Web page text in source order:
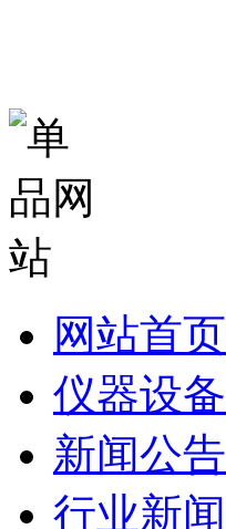
网站首页
仪器设备
新闻公告
行业新闻